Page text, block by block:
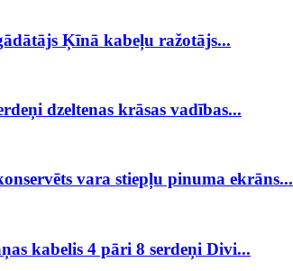
Ķīnā kabeļu ražotājs...
dzeltenas krāsas vadības...
vara stiepļu pinuma ekrāns...
kabelis 4 pāri 8 serdeņi Divi...